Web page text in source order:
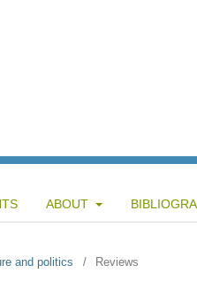
ABOUT
and politics / Reviews